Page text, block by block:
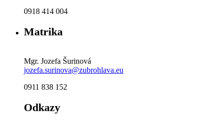
0918 414 004
Matrika
Mgr. Jozefa Šurinová
jozefa.surinova@zubrohlava.eu
0911 838 152
Odkazy